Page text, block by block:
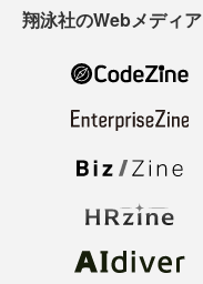
翔泳社のWebメディア